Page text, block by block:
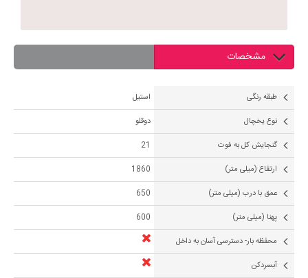
مشخصات
طبقه رنگی
استیل
نوع یخچال
دوقلو
گنجایش کل به فوت
21
ارتفاع (میلی متر)
1860
عمق با درب (میلی متر)
650
پهنا (میلی متر)
600
محفظه بار- دسترسی آسان به داخل
آبسردکن